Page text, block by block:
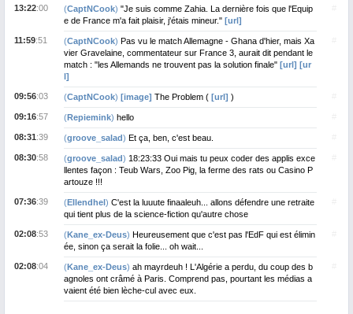
13:22:00 (CaptNCook) "Je suis comme Zahia. La dernière fois que l'Equip
e de France m'a fait plaisir, j'étais mineur." [url]
11:59:51 (CaptNCook) Pas vu le match Allemagne - Ghana d'hier, mais Xa
vier Gravelaine, commentateur sur France 3, aurait dit pendant le
match : "les Allemands ne trouvent pas la solution finale" [url] [ur
l]
09:56:03 (CaptNCook) [image] The Problem ( [url] )
09:16:57 (Repiemink) hello
08:31:39 (groove_salad) Et ça, ben, c'est beau.
08:30:58 (groove_salad) 18:23:33 Oui mais tu peux coder des applis exce
llentes façon : Teub Wars, Zoo Pig, la ferme des rats ou Casino P
artouze !!!
07:36:39 (Ellendhel) C'est la luuute finaaleuh... allons défendre une retraite
qui tient plus de la science-fiction qu'autre chose
02:08:53 (Kane_ex-Deus) Heureusement que c'est pas l'EdF qui est élimin
ée, sinon ça serait la folie... oh wait...
02:08:04 (Kane_ex-Deus) ah mayrdeuh ! L'Algérie a perdu, du coup des b
agnoles ont crâmé à Paris. Comprend pas, pourtant les médias a
vaient été bien lèche-cul avec eux.